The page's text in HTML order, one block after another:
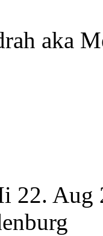
aka
22. Aug